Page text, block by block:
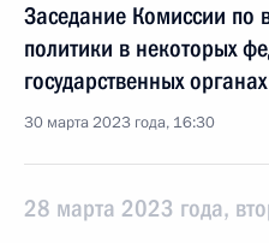
Заседание Комиссии по
политики в некоторых
государственных органах
30 марта 2023 года, 16:30
28 марта 2023 года,